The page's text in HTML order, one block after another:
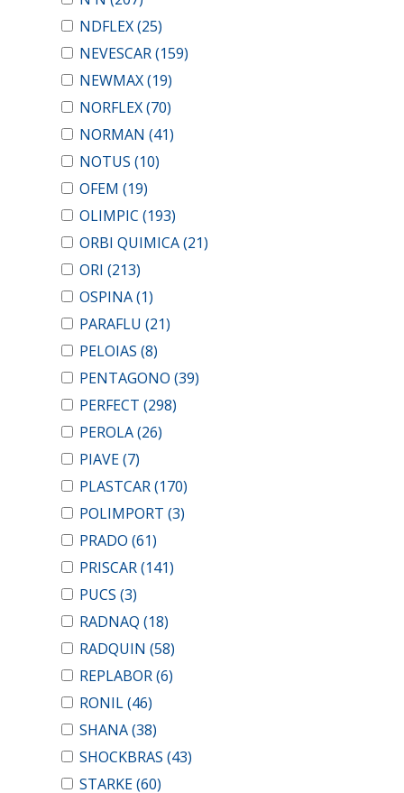
NDFLEX(25)
NEVESCAR(159)
NEWMAX(19)
NORFLEX(70)
NORMAN (41)
NOTUS (10)
OFEM (19)
OLIMPIC (193)
ORBI QUIMICA(21)
ORI (213)
OSPINA(1)
PARAFLU (21)
PELOIAS (8)
PENTAGONO (39)
PERFECT (298)
PEROLA(26)
PIAVE(7)
PLASTCAR(170)
POLIMPORT (3)
PRADO (61)
PRISCAR(141)
PUCS (3)
RADNAQ (18)
RADQUIN (58)
REPLABOR(6)
RONIL(46)
SHANA(38)
SHOCKBRAS (43)
STARKE(60)